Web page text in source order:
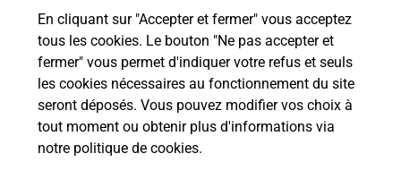
En cliquant sur "Accepter et fermer" vous acceptez
tous les cookies. Le bouton "Ne pas accepter et
fermer" vous permet d'indiquer votre refus et seuls
les cookies nécessaires au fonctionnement du site
seront déposés. Vous pouvez modifier vos choix à
tout moment ou obtenir plus d'informations via
notre politique de cookies.
LAMBESC
CONSIGNE INTERMARCHE LAMBESC